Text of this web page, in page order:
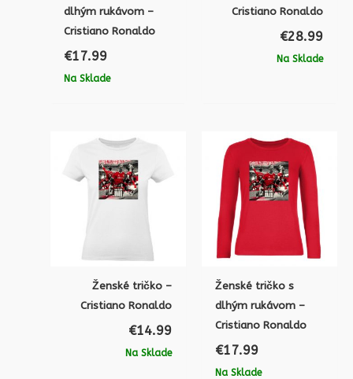
dlhým rukávom –
Cristiano Ronaldo
€17.99
Na Sklade
Cristiano Ronaldo
€28.99
Na Sklade
Ženské tričko –
Cristiano Ronaldo
€14.99
Na Sklade
Ženské tričko s
dlhým rukávom –
Cristiano Ronaldo
€17.99
Na Sklade